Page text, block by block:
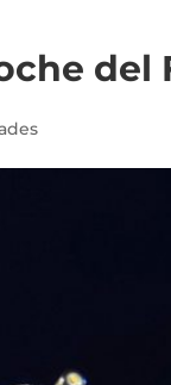
del